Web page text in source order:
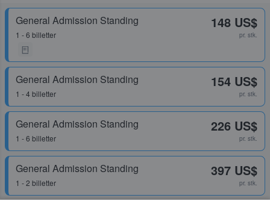
General Admission Standing
1 - 6 billetter
148 US$
pr. stk.
General Admission Standing
1 - 4 billetter
154 US$
pr. stk.
General Admission Standing
1 - 6 billetter
226 US$
pr. stk.
General Admission Standing
1 - 2 billetter
397 US$
pr. stk.